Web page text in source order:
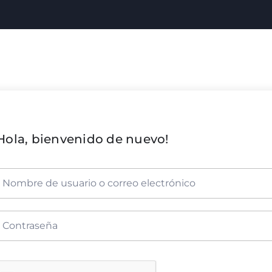
bienvenido de nuevo!